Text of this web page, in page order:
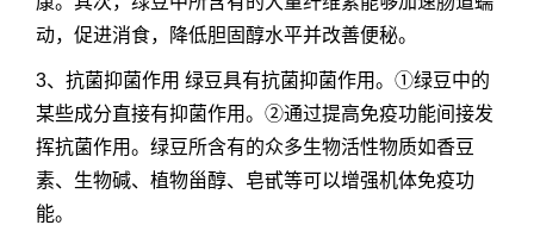
动，促进消食，降低胆固醇水平并改善便秘。
3、抗菌抑菌作用 绿豆具有抗菌抑菌作用。①绿豆中的
某些成分直接有抑菌作用。②通过提高免疫功能间接发
挥抗菌作用。绿豆所含有的众多生物活性物质如香豆
素、生物碱、植物甾醇、皂甙等可以增强机体免疫功
能。